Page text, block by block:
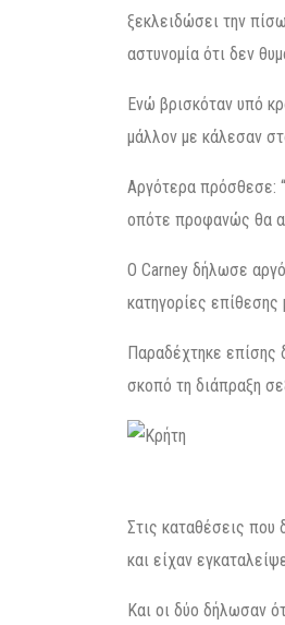
ξεκλειδώσει την
αστυνομία ότι δεν
Ενώ βρισκόταν υπό
μάλλον με κάλεσαν
Αργότερα πρόσθεσε:
οπότε προφανώς θα
Ο Carney δήλωσε
κατηγορίες επίθεσης
Παραδέχτηκε επίσης
σκοπό τη διάπραξη
Στις καταθέσεις που
και είχαν
Και οι δύο δήλωσαν